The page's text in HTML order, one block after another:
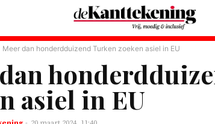
Meer dan honderdduizend Turken zoeken asiel in EU
asiel in EU